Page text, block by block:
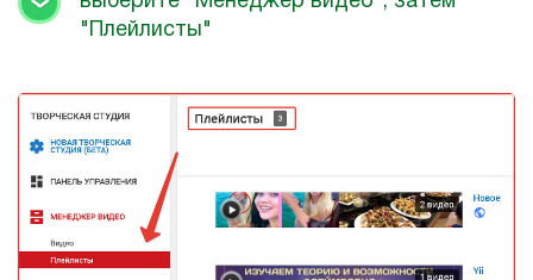
"Плейлисты"